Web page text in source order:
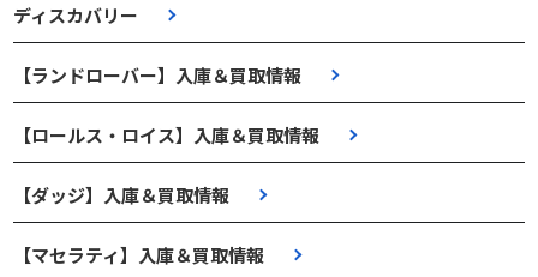
ディスカバリー
【ランドローバー】入庫＆買取情報
【ロールス・ロイス】入庫＆買取情報
【ダッジ】入庫＆買取情報
【マセラティ】入庫＆買取情報